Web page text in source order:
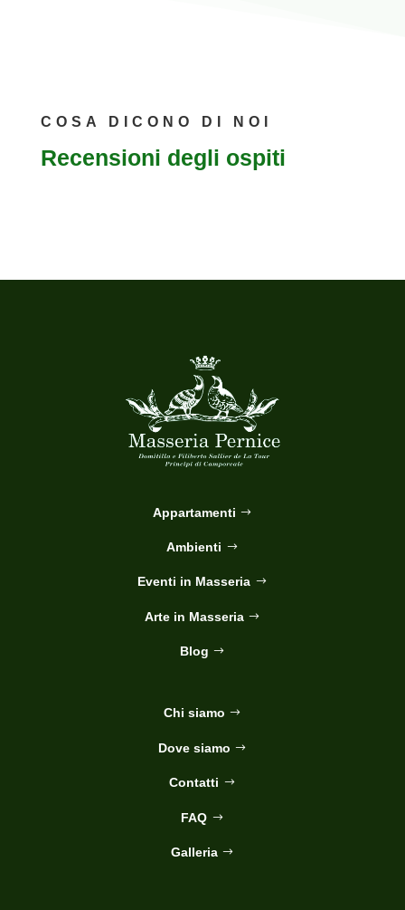
COSA DICONO DI NOI
Recensioni degli ospiti
Appartamenti
Ambienti
Eventi in Masseria
Arte in Masseria
Blog
Chi siamo
Dove siamo
Contatti
FAQ
Galleria